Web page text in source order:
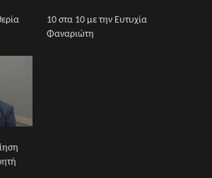
10 στα 10 με την Ευτυχία
Φαναριώτη